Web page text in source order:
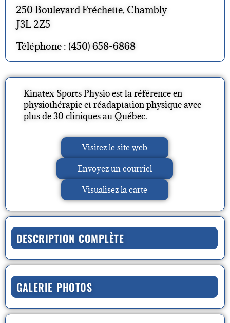
250 Boulevard Fréchette, Chambly
J3L 2Z5
Téléphone : (450) 658-6868
Kinatex Sports Physio est la référence en
physiothérapie et réadaptation physique avec
plus de 30 cliniques au Québec.
Visitez le site web
Envoyez un courriel
Visualisez la carte
DESCRIPTION COMPLÈTE
GALERIE PHOTOS